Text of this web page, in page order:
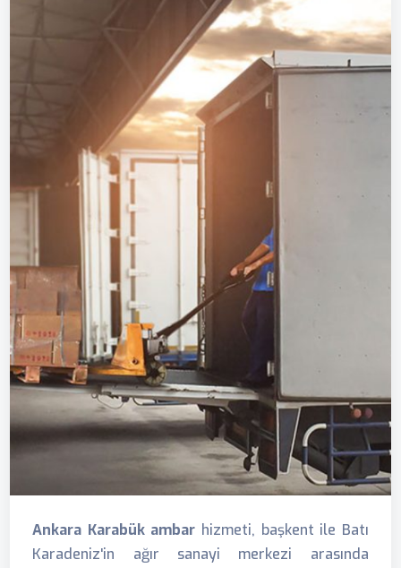
Ankara Karabük ambar hizmeti, başkent ile Batı
Karadeniz'in ağır sanayi merkezi arasında